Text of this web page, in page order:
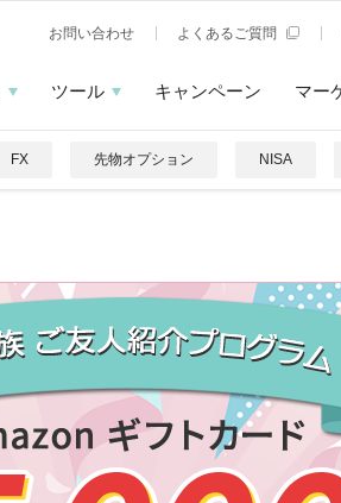
お問い合わせ よくあるご質問
ツール キャンペーン マー
FX 先物オプション NISA